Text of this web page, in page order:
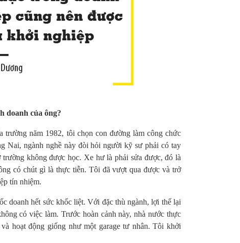
doanh của ông?
năm 1982, tôi chọn con đường làm công chức
Nai, ngành nghề này đòi hỏi người kỹ sư phải có tay
không được học. Xe hư là phải sửa được, đó là
có chút gì là thực tiễn. Tôi đã vượt qua được và trở
tín nhiệm.
doanh hết sức khốc liệt. Với đặc thù ngành, lợi thế lại
có việc làm. Trước hoàn cảnh này, nhà nước thực
hoạt động giống như một garage tư nhân. Tôi khởi